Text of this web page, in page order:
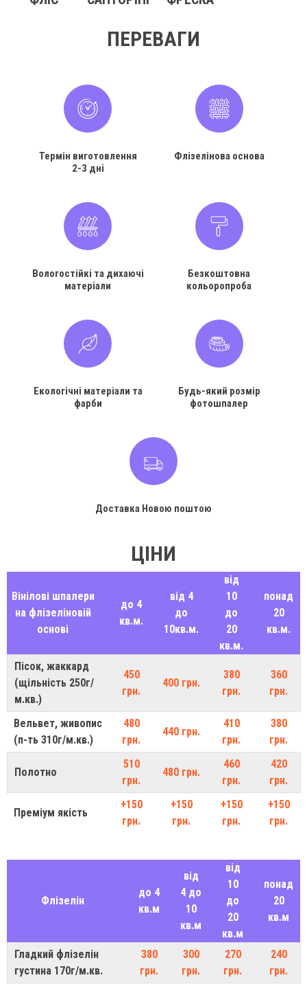
ПЕРЕВАГИ
Термін виготовлення
2-3 дні
Флізелінова основа
Вологостійкі та дихаючі
матеріали
Безкоштовна
кольоропроба
Екологічні матеріали та
фарби
Будь-який розмір
фотошпалер
Доставка Новою поштою
ЦІНИ
Вінілові шпалери
на флізеліновій
основі
до 4
кв.м.
від 4
до
10кв.м.
від
10
до
20
кв.м.
понад
20
кв.м.
Пісок, жаккард
(щільність 250г/
м.кв.)
450
грн.
400 грн.
380
грн.
360
грн.
Вельвет, живопис
(п-ть 310г/м.кв.)
480
грн.
440 грн.
410
грн.
380
грн.
Полотно
510
грн.
480 грн.
460
грн.
420
грн.
Преміум якість
+150
грн.
+150
грн.
+150
грн.
+150
грн.
Флізелін
до 4
кв.м
від
4 до
10
кв.м
від
10
до
20
кв.м
понад
20
кв.м
Гладкий флізелін
густина 170г/м.кв.
380
грн.
300
грн.
270
грн.
240
грн.